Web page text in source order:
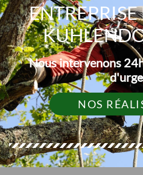
Nous intervenons
NOS